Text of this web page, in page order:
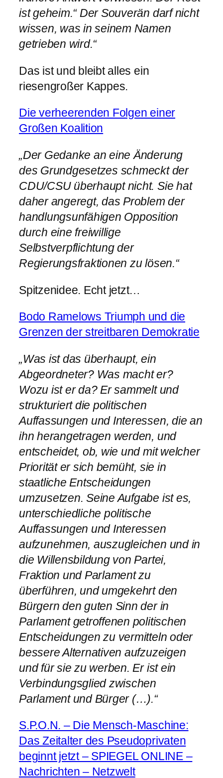
ist geheim.“ Der Souverän darf nicht
wissen, was in seinem Namen
getrieben wird.“
Das ist und bleibt alles ein
riesengroßer Kappes.
Die verheerenden Folgen einer
Großen Koalition
„Der Gedanke an eine Änderung
des Grundgesetzes schmeckt der
CDU/CSU überhaupt nicht. Sie hat
daher angeregt, das Problem der
handlungsunfähigen Opposition
durch eine freiwillige
Selbstverpflichtung der
Regierungsfraktionen zu lösen.“
Spitzenidee. Echt jetzt…
Bodo Ramelows Triumph und die
Grenzen der streitbaren Demokratie
„Was ist das überhaupt, ein
Abgeordneter? Was macht er?
Wozu ist er da? Er sammelt und
strukturiert die politischen
Auffassungen und Interessen, die an
ihn herangetragen werden, und
entscheidet, ob, wie und mit welcher
Priorität er sich bemüht, sie in
staatliche Entscheidungen
umzusetzen. Seine Aufgabe ist es,
unterschiedliche politische
Auffassungen und Interessen
aufzunehmen, auszugleichen und in
die Willensbildung von Partei,
Fraktion und Parlament zu
überführen, und umgekehrt den
Bürgern den guten Sinn der in
Parlament getroffenen politischen
Entscheidungen zu vermitteln oder
bessere Alternativen aufzuzeigen
und für sie zu werben. Er ist ein
Verbindungsglied zwischen
Parlament und Bürger (…).“
S.P.O.N. – Die Mensch-Maschine:
Das Zeitalter des Pseudoprivaten
beginnt jetzt – SPIEGEL ONLINE –
Nachrichten – Netzwelt